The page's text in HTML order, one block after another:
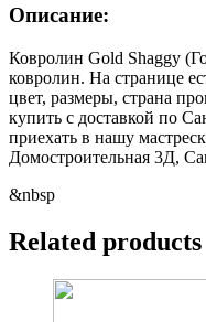
Описание:
Ковролин Gold Shaggy
ковролин. На странице
цвет, размеры, страна
купить с доставкой по
приехать в нашу
Домостроительная 3Д,
&nbsp
Related products